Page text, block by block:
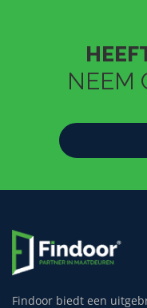
NEEM
Findoor biedt een